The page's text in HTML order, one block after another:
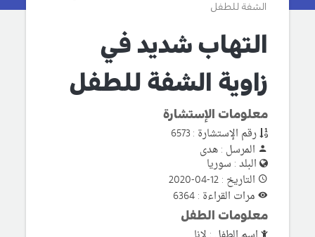
الشفة للطفل
التهاب شديد في
زاوية الشفة للطفل
معلومات الإستشارة
رقم الإستشارة : 6573
المرسل : هدى
البلد : سوريا
التاريخ : 12-04-2020
مرات القراءة : 6364
معلومات الطفل